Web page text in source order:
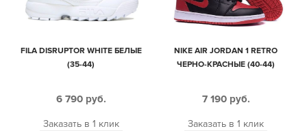
FILA DISRUPTOR WHITE БЕЛЫЕ
(35-44)
6 790 руб.
Заказать в 1 клик
NIKE AIR JORDAN 1 RETRO
ЧЕРНО-КРАСНЫЕ (40-44)
7 190 руб.
Заказать в 1 клик